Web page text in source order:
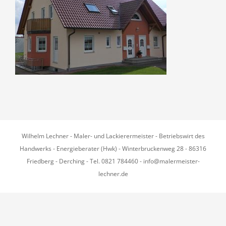
Wilhelm Lechner - Maler- und Lackierermeister - Betriebswirt des
Handwerks - Energieberater (Hwk) - Winterbruckenweg 28 - 86316
Friedberg - Derching - Tel. 0821 784460 - info@malermeister-
lechner.de